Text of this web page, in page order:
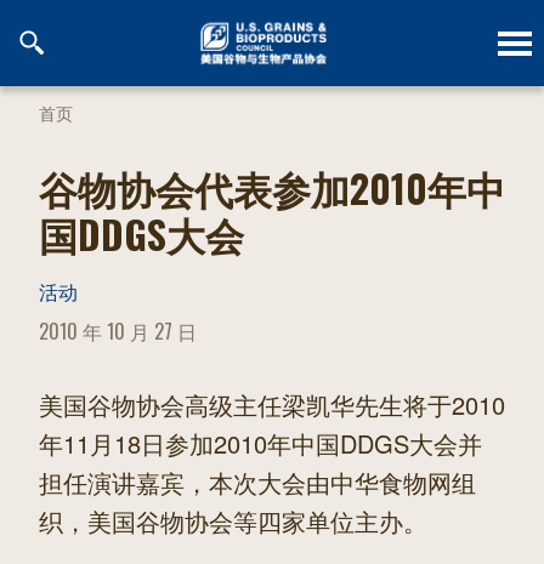
首页
谷物协会代表参加2010年中
国DDGS大会
活动
POSTED
2010 年 10 月 27 日
美国谷物协会高级主任梁凯华先生将于2010
年11月18日参加2010年中国DDGS大会并
担任演讲嘉宾，本次大会由中华食物网组
织，美国谷物协会等四家单位主办。